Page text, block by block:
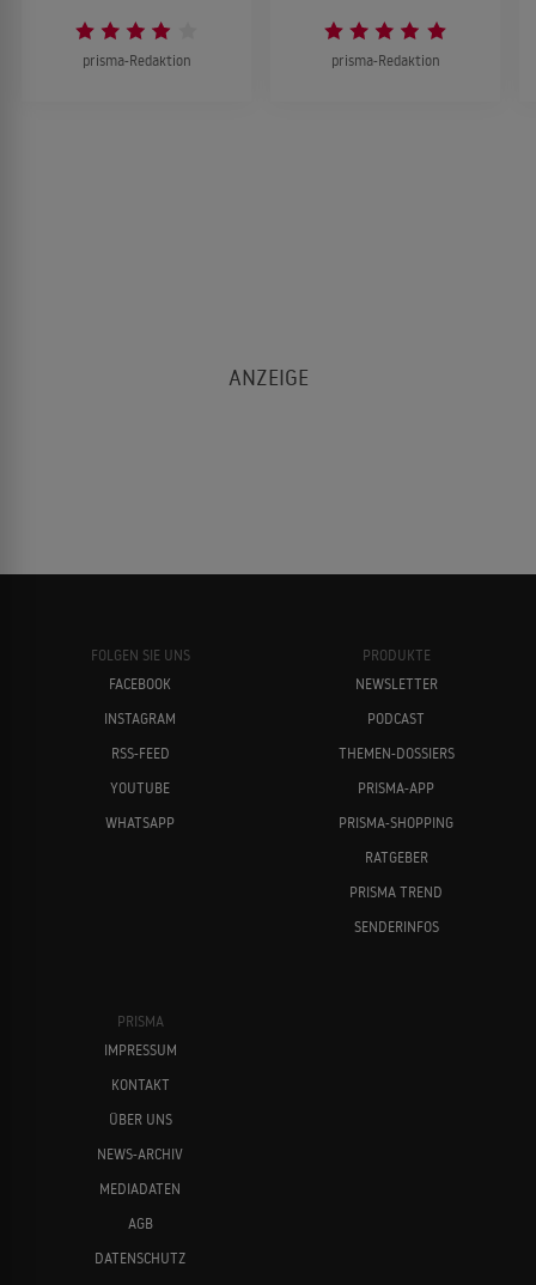
prisma-Redaktion prisma-Redaktion
FOLGEN SIE UNS
FACEBOOK
INSTAGRAM
RSS-FEED
YOUTUBE
WHATSAPP
PRODUKTE
NEWSLETTER
PODCAST
THEMEN-DOSSIERS
PRISMA-APP
PRISMA-SHOPPING
RATGEBER
PRISMA TREND
SENDERINFOS
PRISMA
IMPRESSUM
KONTAKT
ÜBER UNS
NEWS-ARCHIV
MEDIADATEN
AGB
DATENSCHUTZ